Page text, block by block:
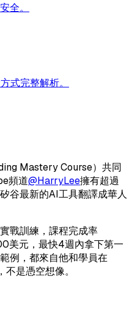
全。
式完整解析。
Mastery Course）共同
頻道@HarryLee擁有超過
谷最新的AI工具翻譯成華人
戰訓練，課程完成率
美元，最快4週內拿下第一
例，都來自他和學員在
是憑空想像。